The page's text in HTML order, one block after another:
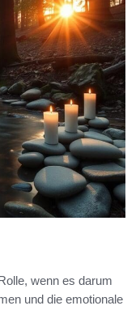
wenn es darum
und die emotionale